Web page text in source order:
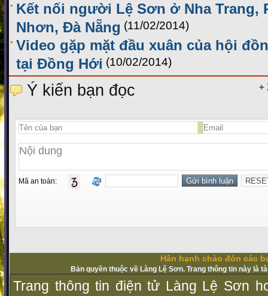
Kết nối người Lệ Sơn ở Nha Trang,
Nhơn, Đà Nẵng (11/02/2014)
Video gặp mặt đầu xuân của hội
tại Đồng Hới (10/02/2014)
+
Ý kiến bạn đọc
Mã an toàn:
Hân hạnh chào đón các
Bản quyền thuộc về Làng Lệ Sơn. Trang thông tin này là
Trang thông tin điện tử Làng Lệ Sơn